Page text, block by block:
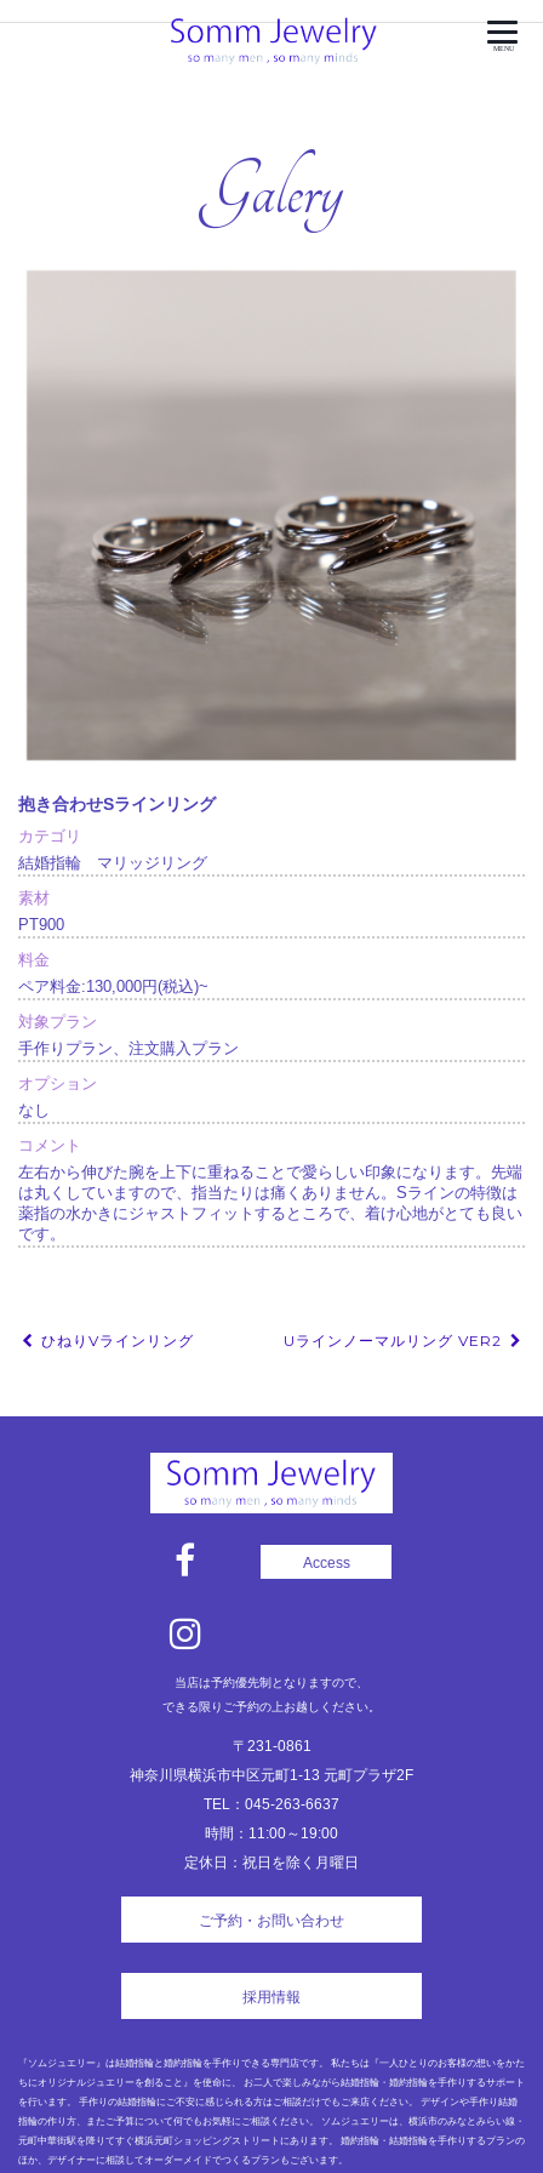
MENU
Galery
抱き合わせSラインリング
カテゴリ
結婚指輪 マリッジリング
素材
PT900
料金
ペア料金:130,000円(税込)~
対象プラン
手作りプラン、注文購入プラン
オプション
なし
コメント
左右から伸びた腕を上下に重ねることで愛らしい印象になります。先端
は丸くしていますので、指当たりは痛くありません。Sラインの特徴は
薬指の水かきにジャストフィットするところで、着け心地がとても良い
です。
投
ナ
ひねりVラインリング Uラインノーマルリング VER2
Access
当店は予約優先制となりますので、
できる限りご予約の上お越しください。
〒231-0861
神奈川県横浜市中区元町1-13 元町プラザ2F
TEL：045-263-6637
時間：11:00～19:00
定休日：祝日を除く月曜日
ご予約・お問い合わせ
採用情報
『ソムジュエリー』は結婚指輪と婚約指輪を手作りできる専門店です。 私たちは『一人ひとりのお客様の想いをかた
ちにオリジナルジュエリーを創ること』を使命に、 お二人で楽しみながら結婚指輪・婚約指輪を手作りするサポート
を行います。 手作りの結婚指輪にご不安に感じられる方はご相談だけでもご来店ください。 デザインや手作り結婚
指輪の作り方、またご予算について何でもお気軽にご相談ください。 ソムジュエリーは、横浜市のみなとみらい線・
元町中華街駅を降りてすぐ横浜元町ショッピングストリートにあります。 婚約指輪・結婚指輪を手作りするプランの
ほか、デザイナーに相談してオーダーメイドでつくるプランもございます。